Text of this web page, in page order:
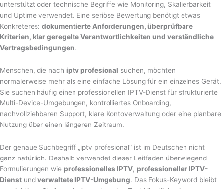
unterstützt oder technische Begriffe wie Monitoring, Skalierbarkeit
und Uptime verwendet. Eine seriöse Bewertung benötigt etwas
Konkreteres: dokumentierte Anforderungen, überprüfbare
Kriterien, klar geregelte Verantwortlichkeiten und verständliche
Vertragsbedingungen.
Menschen, die nach iptv profesional suchen, möchten
normalerweise mehr als eine einfache Lösung für ein einzelnes Gerät.
Sie suchen häufig einen professionellen IPTV-Dienst für strukturierte
Multi-Device-Umgebungen, kontrolliertes Onboarding,
nachvollziehbaren Support, klare Kontoverwaltung oder eine planbare
Nutzung über einen längeren Zeitraum.
Der genaue Suchbegriff „iptv profesional“ ist im Deutschen nicht
ganz natürlich. Deshalb verwendet dieser Leitfaden überwiegend
Formulierungen wie professionelles IPTV, professioneller IPTV-
Dienst und verwaltete IPTV-Umgebung. Das Fokus-Keyword bleibt